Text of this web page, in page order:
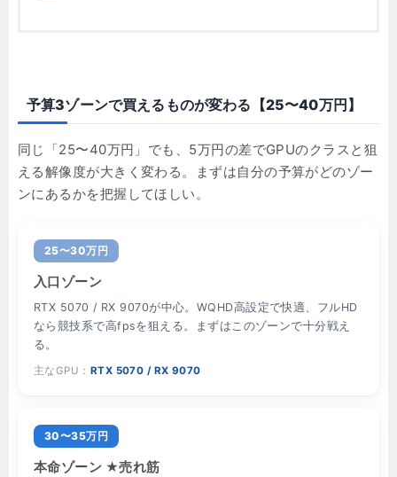
予算3ゾーンで買えるものが変わる【25〜40万円】
同じ「25〜40万円」でも、5万円の差でGPUのクラスと狙
える解像度が大きく変わる。まずは自分の予算がどのゾー
ンにあるかを把握してほしい。
25〜30万円
入口ゾーン
RTX 5070 / RX 9070が中心。WQHD高設定で快適、フルHD
なら競技系で高fpsを狙える。まずはこのゾーンで十分戦え
る。
主なGPU： RTX 5070 / RX 9070
30〜35万円
本命ゾーン ★売れ筋